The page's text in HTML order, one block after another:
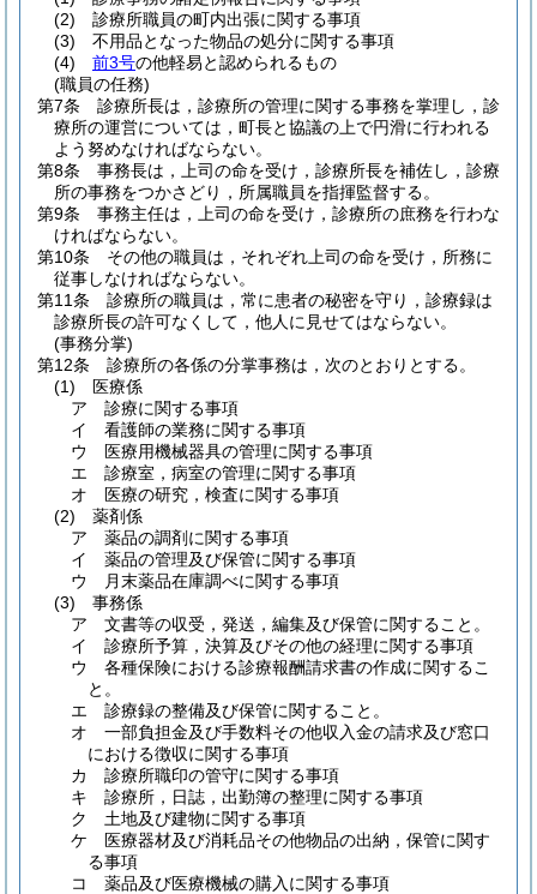
(2)
診療所職員の町内出張に関する事項
(3)
不用品となった物品の処分に関する事項
(4)
前3号の他軽易と認められるもの
(職員の任務)
第7条
診療所長は，診療所の管理に関する事務を掌理し，診
療所の運営については，町長と協議の上で円滑に行われる
よう努めなければならない。
第8条
事務長は，上司の命を受け，診療所長を補佐し，診療
所の事務をつかさどり，所属職員を指揮監督する。
第9条
事務主任は，上司の命を受け，診療所の庶務を行わな
ければならない。
第10条
その他の職員は，それぞれ上司の命を受け，所務に
従事しなければならない。
第11条
診療所の職員は，常に患者の秘密を守り，診療録は
診療所長の許可なくして，他人に見せてはならない。
(事務分掌)
第12条
診療所の各係の分掌事務は，次のとおりとする。
(1)
医療係
ア
診療に関する事項
イ
看護師の業務に関する事項
ウ
医療用機械器具の管理に関する事項
エ
診療室，病室の管理に関する事項
オ
医療の研究，検査に関する事項
(2)
薬剤係
ア
薬品の調剤に関する事項
イ
薬品の管理及び保管に関する事項
ウ
月末薬品在庫調べに関する事項
(3)
事務係
ア
文書等の収受，発送，編集及び保管に関すること。
イ
診療所予算，決算及びその他の経理に関する事項
ウ
各種保険における診療報酬請求書の作成に関するこ
と。
エ
診療録の整備及び保管に関すること。
オ
一部負担金及び手数料その他収入金の請求及び窓口
における徴収に関する事項
カ
診療所職印の管守に関する事項
キ
診療所，日誌，出勤簿の整理に関する事項
ク
土地及び建物に関する事項
ケ
医療器材及び消耗品その他物品の出納，保管に関す
る事項
コ
薬品及び医療機械の購入に関する事項